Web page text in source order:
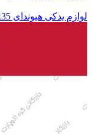
لوازم یدکی هیوندای ix35